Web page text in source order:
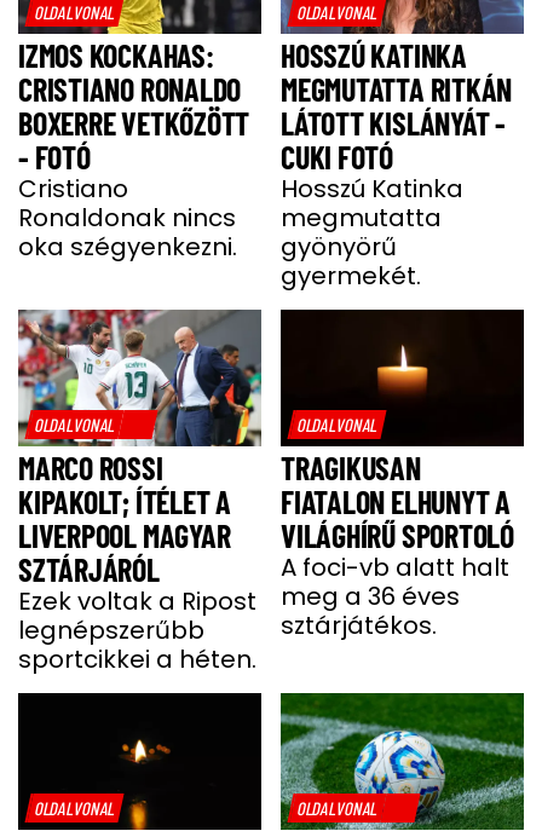
OLDALVONAL
IZMOS KOCKAHAS:
CRISTIANO RONALDO
BOXERRE VETKŐZÖTT
- FOTÓ
Cristiano
Ronaldonak nincs
oka szégyenkezni.
OLDALVONAL
HOSSZÚ KATINKA
MEGMUTATTA RITKÁN
LÁTOTT KISLÁNYÁT -
CUKI FOTÓ
Hosszú Katinka
megmutatta
gyönyörű
gyermekét.
OLDALVONAL
MARCO ROSSI
KIPAKOLT; ÍTÉLET A
LIVERPOOL MAGYAR
SZTÁRJÁRÓL
Ezek voltak a Ripost
legnépszerűbb
sportcikkei a héten.
OLDALVONAL
TRAGIKUSAN
FIATALON ELHUNYT A
VILÁGHÍRŰ SPORTOLÓ
A foci-vb alatt halt
meg a 36 éves
sztárjátékos.
OLDALVONAL OLDALVONAL